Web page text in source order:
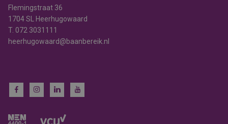
Flemingstraat 36
1704 SL Heerhugowaard
T. 072 3031111
heerhugowaard@baanbereik.nl